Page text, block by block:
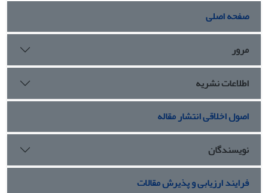
صفحه اصلی
مرور
اطلاعات نشریه
اصول اخلاقی انتشار مقاله
نویسندگان
فرایند ارزیابی و پذیرش مقالات